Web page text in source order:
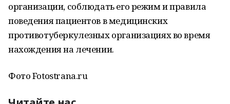
организации, соблюдать его режим и правила
поведения пациентов в медицинских
противотуберкулезных организациях во время
нахождения на лечении.
Фото Fotostrana.ru